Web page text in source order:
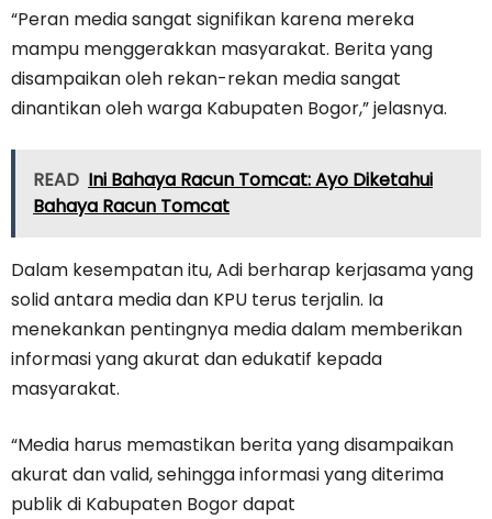
“Peran media sangat signifikan karena mereka
mampu menggerakkan masyarakat. Berita yang
disampaikan oleh rekan-rekan media sangat
dinantikan oleh warga Kabupaten Bogor,” jelasnya.
READ Ini Bahaya Racun Tomcat: Ayo Diketahui
Bahaya Racun Tomcat
Dalam kesempatan itu, Adi berharap kerjasama yang
solid antara media dan KPU terus terjalin. Ia
menekankan pentingnya media dalam memberikan
informasi yang akurat dan edukatif kepada
masyarakat.
“Media harus memastikan berita yang disampaikan
akurat dan valid, sehingga informasi yang diterima
publik di Kabupaten Bogor dapat